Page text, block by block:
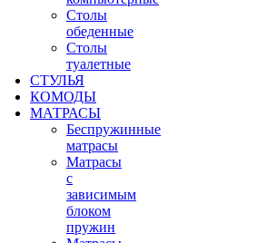
Столы
обеденные
Столы
туалетные
СТУЛЬЯ
КОМОДЫ
МАТРАСЫ
Беспружинные
матрасы
Матрасы
с
зависимым
блоком
пружин